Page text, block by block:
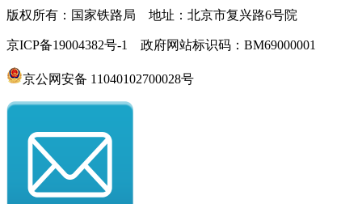
版权所有：国家铁路局 地址：北京市复兴路6号院
京ICP备19004382号-1 政府网站标识码：BM69000001
京公网安备 11040102700028号